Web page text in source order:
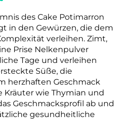
des Cake Potimarron
in den Gewürzen, die dem
verleihen. Zimt,
Prise Nelkenpulver
Tage und verleihen
Süße, die
herzhaften Geschmack
Kräuter wie Thymian und
Geschmacksprofil ab und
gesundheitliche